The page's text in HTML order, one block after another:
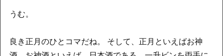
うむ。
良き正月のひとコマだね。 そして、正月といえばお神